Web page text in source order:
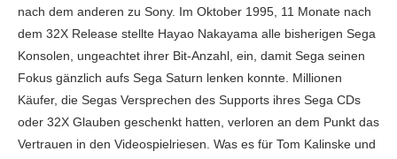
nach dem anderen zu Sony. Im Oktober 1995, 11 Monate nach
dem 32X Release stellte Hayao Nakayama alle bisherigen Sega
Konsolen, ungeachtet ihrer Bit-Anzahl, ein, damit Sega seinen
Fokus gänzlich aufs Sega Saturn lenken konnte. Millionen
Käufer, die Segas Versprechen des Supports ihres Sega CDs
oder 32X Glauben geschenkt hatten, verloren an dem Punkt das
Vertrauen in den Videospielriesen. Was es für Tom Kalinske und